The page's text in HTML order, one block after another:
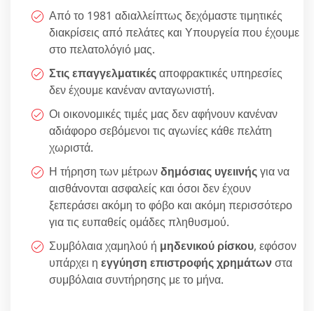
Από το 1981 αδιαλλείπτως δεχόμαστε τιμητικές
διακρίσεις από πελάτες και Υπουργεία που έχουμε
στο πελατολόγιό μας.
Στις επαγγελματικέςαποφρακτικές υπηρεσίες
δεν έχουμε κανέναν ανταγωνιστή.
Οι οικονομικές τιμές μας δεν αφήνουν κανέναν
αδιάφορο σεβόμενοι τις αγωνίες κάθε πελάτη
χωριστά.
Η τήρηση των μέτρωνδημόσιας υγειινήςγια να
αισθάνονται ασφαλείς και όσοι δεν έχουν
ξεπεράσει ακόμη το φόβο και ακόμη περισσότερο
για τις ευπαθείς ομάδες πληθυσμού.
Συμβόλαια χαμηλού ή μηδενικού ρίσκου, εφόσον
υπάρχει η εγγύηση επιστροφής χρημάτωνστα
συμβόλαια συντήρησης με το μήνα.